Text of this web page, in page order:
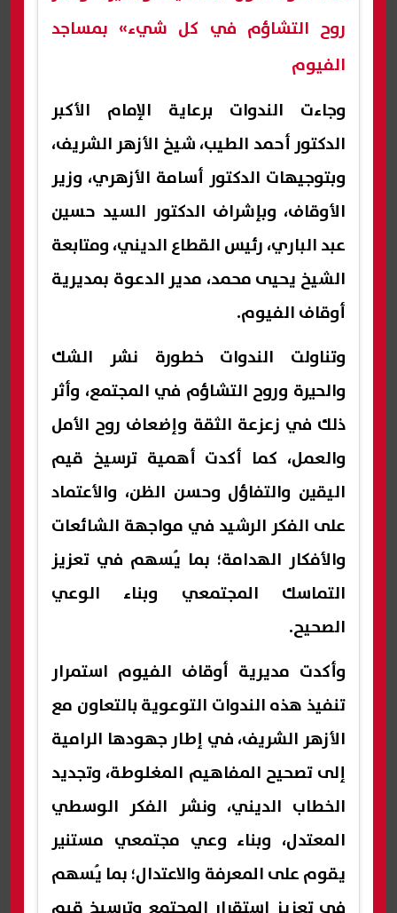
روح التشاؤم في كل شيء» بمساجد
الفيوم
وجاءت الندوات برعاية الإمام الأكبر
الدكتور أحمد الطيب، شيخ الأزهر الشريف،
وبتوجيهات الدكتور أسامة الأزهري، وزير
الأوقاف، وبإشراف الدكتور السيد حسين
عبد الباري، رئيس القطاع الديني، ومتابعة
الشيخ يحيى محمد، مدير الدعوة بمديرية
أوقاف الفيوم.
وتناولت الندوات خطورة نشر الشك
والحيرة وروح التشاؤم في المجتمع، وأثر
ذلك في زعزعة الثقة وإضعاف روح الأمل
والعمل، كما أكدت أهمية ترسيخ قيم
اليقين والتفاؤل وحسن الظن، والأعتماد
على الفكر الرشيد في مواجهة الشائعات
والأفكار الهدامة؛ بما يُسهم في تعزيز
التماسك المجتمعي وبناء الوعي
الصحيح.
وأكدت مديرية أوقاف الفيوم استمرار
تنفيذ هذه الندوات التوعوية بالتعاون مع
الأزهر الشريف، في إطار جهودها الرامية
إلى تصحيح المفاهيم المغلوطة، وتجديد
الخطاب الديني، ونشر الفكر الوسطي
المعتدل، وبناء وعي مجتمعي مستنير
يقوم على المعرفة والاعتدال؛ بما يُسهم